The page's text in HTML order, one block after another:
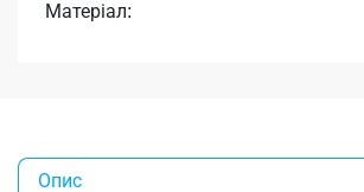
Матеріал:
Опис